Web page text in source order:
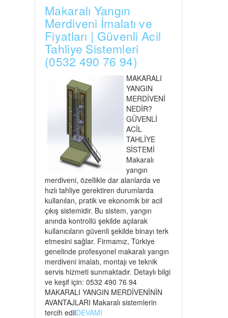
Makaralı Yangın
Merdiveni İmalatı ve
Fiyatları | Güvenli Acil
Tahliye Sistemleri
(0532 490 76 94)
MAKARALI
YANGIN
MERDİVENİ
NEDİR?
GÜVENLİ
ACİL
TAHLİYE
SİSTEMİ
Makaralı
yangın
merdiveni, özellikle dar alanlarda ve
hızlı tahliye gerektiren durumlarda
kullanılan, pratik ve ekonomik bir acil
çıkış sistemidir. Bu sistem, yangın
anında kontrollü şekilde açılarak
kullanıcıların güvenli şekilde binayı terk
etmesini sağlar. Firmamız, Türkiye
genelinde profesyonel makaralı yangın
merdiveni imalatı, montajı ve teknik
servis hizmeti sunmaktadır. Detaylı bilgi
ve keşif için: 0532 490 76 94
MAKARALI YANGIN MERDİVENİNİN
AVANTAJLARI Makaralı sistemlerin
tercih edilDEVAMI